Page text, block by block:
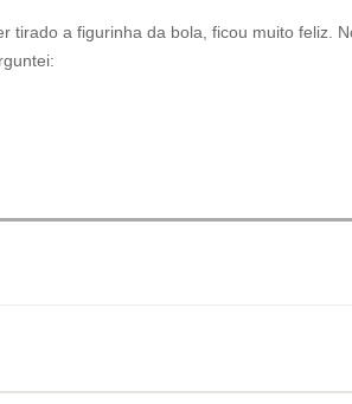
tirado a figurinha da bola, ficou muito feliz.